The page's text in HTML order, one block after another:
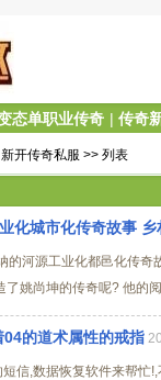
态单职业传奇 | 传奇
新开传奇私服 >> 列表
化城市化传奇故事 乡
的河源工业化都邑化传
了姚尚坤的传奇呢? 他的
的道术属性的戒指
信,数据恢复软件来帮忙